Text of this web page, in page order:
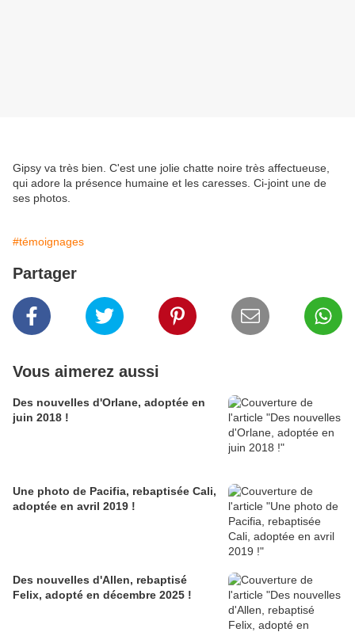
Gipsy va très bien. C'est une jolie chatte noire très affectueuse,
qui adore la présence humaine et les caresses. Ci-joint une de
ses photos.
#témoignages
Partager
Vous aimerez aussi
Des nouvelles d'Orlane, adoptée en
juin 2018 !
Une photo de Pacifia, rebaptisée Cali,
adoptée en avril 2019 !
Des nouvelles d'Allen, rebaptisé
Felix, adopté en décembre 2025 !